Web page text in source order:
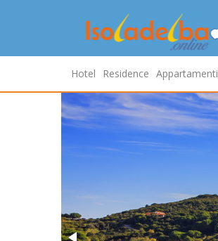
Hotel Residence Appartamenti